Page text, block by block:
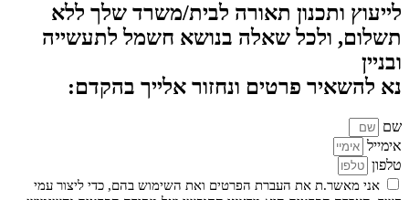
לייעוץ ותכנון תאורה לבית/משרד שלך ללא
תשלום, ולכל שאלה בנושא חשמל לתעשייה
ובניין
נא להשאיר פרטים ונחזור אלייך בהקדם:
שם
אימייל
טלפון
אני מאשר.ת את העברת הפרטים ואת השימוש בהם, כדי ליצור עמי